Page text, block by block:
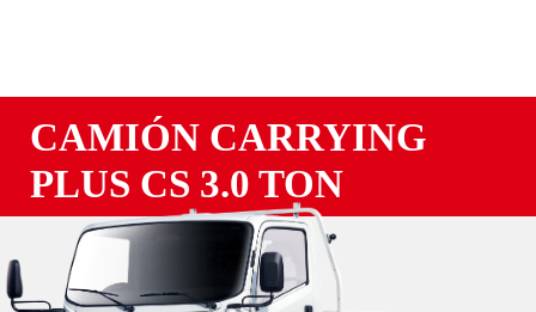
CAMIÓN CARRYING
PLUS CS 3.0 TON